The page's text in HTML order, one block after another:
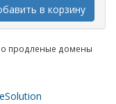
в корзину
продленые домены